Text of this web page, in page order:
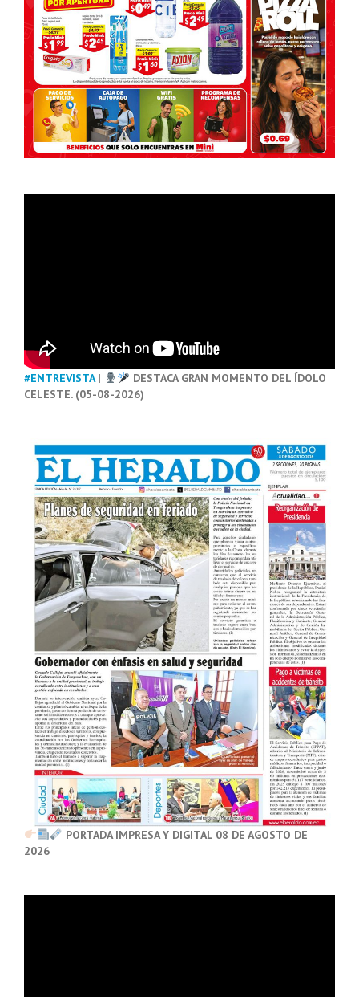
#ENTREVISTA|
DESTACA GRAN MOMENTO DEL ÍDOLO
CELESTE. (05-08-2026)
PORTADA IMPRESA Y DIGITAL 08 DE AGOSTO DE
2026